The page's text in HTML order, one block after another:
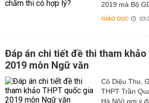
2019 mà Bộ
GIÁO DỤC
Đáp án chi tiết đề thi tham khảo
2019 môn Ngữ văn
Cô Diệu Thu,
THPT Trần
Hà Nội) gợi ý